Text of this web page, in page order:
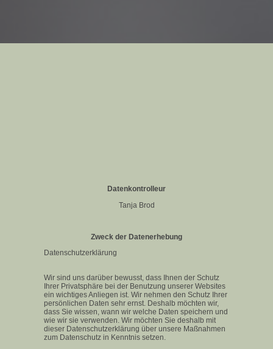
Datenkontrolleur
Tanja Brod
Zweck der Datenerhebung
Datenschutz­erklärung
Wir sind uns darüber bewusst, dass Ihnen der Schutz
Ihrer Privatsphäre bei der Benutzung unserer Websites
ein wichtiges Anliegen ist. Wir nehmen den Schutz Ihrer
persönlichen Daten sehr ernst. Deshalb möchten wir,
dass Sie wissen, wann wir welche Daten speichern und
wie wir sie verwenden. Wir möchten Sie deshalb mit
dieser Datenschutzerklärung über unsere Maßnahmen
zum Datenschutz in Kenntnis setzen.